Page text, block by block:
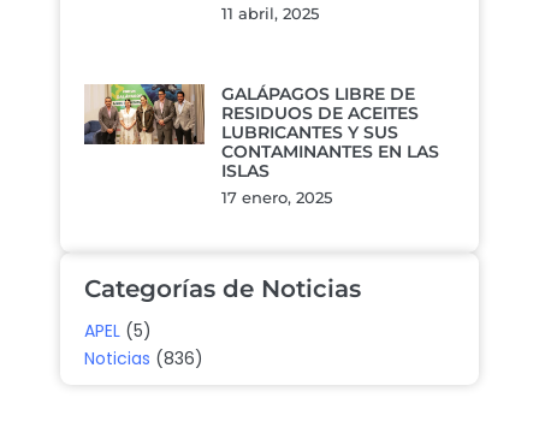
11 abril, 2025
GALÁPAGOS LIBRE DE
RESIDUOS DE ACEITES
LUBRICANTES Y SUS
CONTAMINANTES EN LAS
ISLAS
17 enero, 2025
Categorías de Noticias
APEL (5)
Noticias (836)